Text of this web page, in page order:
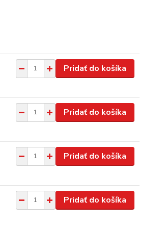
Pridať do košíka
Pridať do košíka
Pridať do košíka
Pridať do košíka